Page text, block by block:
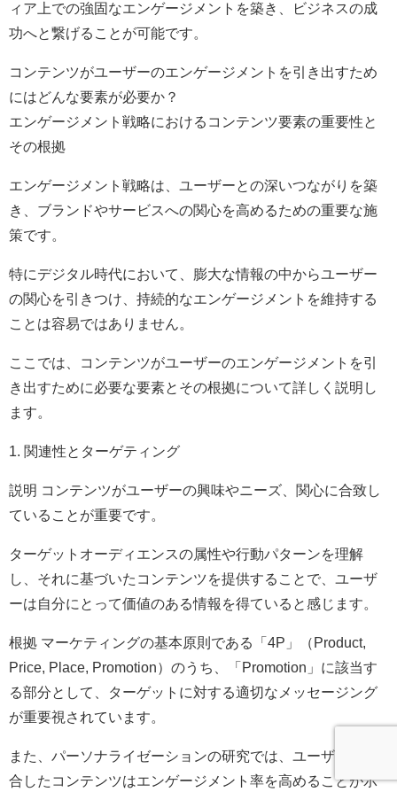
ィア上での強固なエンゲージメントを築き、ビジネスの成
功へと繋げることが可能です。
コンテンツがユーザーのエンゲージメントを引き出すため
にはどんな要素が必要か？
エンゲージメント戦略におけるコンテンツ要素の重要性と
その根拠
エンゲージメント戦略は、ユーザーとの深いつながりを築
き、ブランドやサービスへの関心を高めるための重要な施
策です。
特にデジタル時代において、膨大な情報の中からユーザー
の関心を引きつけ、持続的なエンゲージメントを維持する
ことは容易ではありません。
ここでは、コンテンツがユーザーのエンゲージメントを引
き出すために必要な要素とその根拠について詳しく説明し
ます。
1. 関連性とターゲティング
説明 コンテンツがユーザーの興味やニーズ、関心に合致し
ていることが重要です。
ターゲットオーディエンスの属性や行動パターンを理解
し、それに基づいたコンテンツを提供することで、ユーザ
ーは自分にとって価値のある情報を得ていると感じます。
根拠 マーケティングの基本原則である「4P」（Product,
Price, Place, Promotion）のうち、「Promotion」に該当す
る部分として、ターゲットに対する適切なメッセージング
が重要視されています。
また、パーソナライゼーションの研究では、ユーザーに適
合したコンテンツはエンゲージメント率を高めることが示